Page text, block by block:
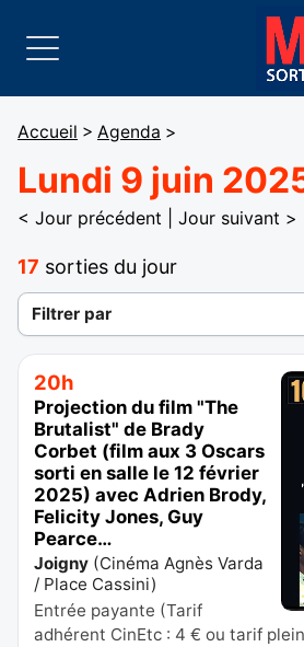
Accueil > Agenda >
Lundi 9 juin
< Jour précédent Jour suivant >
17 sorties du jour
Filtrer par
20h
Projection du film "The
Brutalist" de Brady
Corbet (film aux 3 Oscars
sorti en salle le 12 février
2025) avec Adrien Brody,
Felicity Jones, Guy
Pearce…
Joigny (Cinéma Agnès Varda
/ Place Cassini)
Entrée payante (Tarif
adhérent CinEtc : 4 € ou tarif